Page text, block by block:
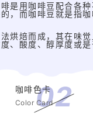
是用咖啡豆配合各
，而咖啡豆就是指
烘焙而成，其在味
、酸度、醇厚度或是
咖啡色卡
Color Card
02